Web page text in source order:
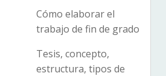
Cómo elaborar el
trabajo de fin de grado
Tesis, concepto,
estructura, tipos de